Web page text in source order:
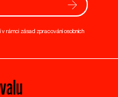
v rámci zásad zpracování osobních